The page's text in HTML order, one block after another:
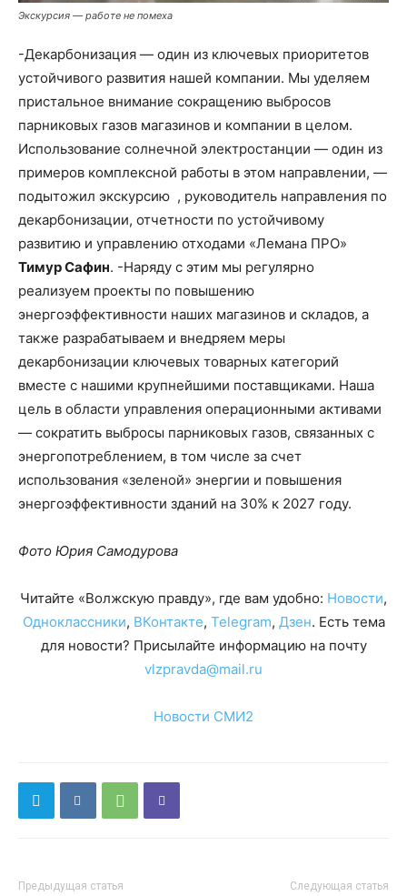
Экскурсия — работе не помеха
-Декарбонизация — один из ключевых приоритетов
устойчивого развития нашей компании. Мы уделяем
пристальное внимание сокращению выбросов
парниковых газов магазинов и компании в целом.
Использование солнечной электростанции — один из
примеров комплексной работы в этом направлении, —
подытожил экскурсию , руководитель направления по
декарбонизации, отчетности по устойчивому
развитию и управлению отходами «Лемана ПРО»
Тимур Сафин. -Наряду с этим мы регулярно
реализуем проекты по повышению
энергоэффективности наших магазинов и складов, а
также разрабатываем и внедряем меры
декарбонизации ключевых товарных категорий
вместе с нашими крупнейшими поставщиками. Наша
цель в области управления операционными активами
— сократить выбросы парниковых газов, связанных с
энергопотреблением, в том числе за счет
использования «зеленой» энергии и повышения
энергоэффективности зданий на 30% к 2027 году.
Фото Юрия Самодурова
Читайте «Волжскую правду», где вам удобно: Новости,
Одноклассники, ВКонтакте, Telegram, Дзен. Есть тема
для новости? Присылайте информацию на почту
vlzpravda@mail.ru
Новости СМИ2
Предыдущая статья Следующая статья